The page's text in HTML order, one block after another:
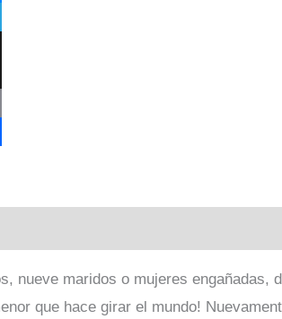
nueve maridos o mujeres engañadas,
que hace girar el mundo!